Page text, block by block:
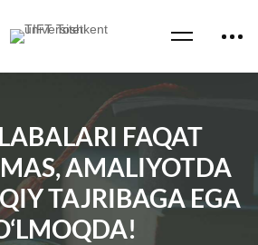
FAQAT
AMALIYOTDA
TAJRIBAGA EGA